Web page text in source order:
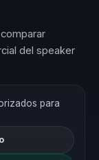
del speaker
para